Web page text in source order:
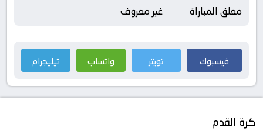
معلق المباراة
غير معروف
فيسبوك تويتر واتساب تيليجرام
كرة القدم